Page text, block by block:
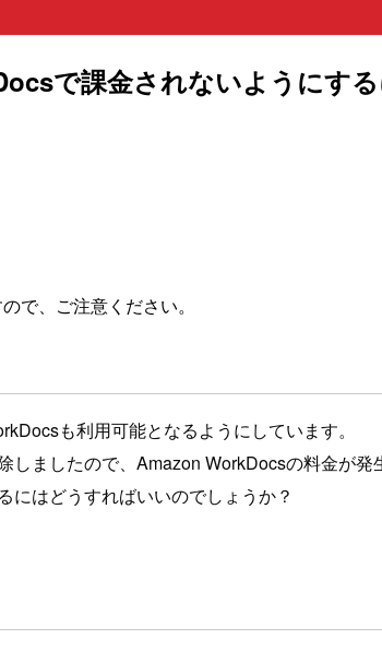
で課金されないようにす
で、ご注意ください。
も利用可能となるようにしています。
ましたので、Amazon WorkDocsの料金が発
にはどうすればいいのでしょうか？